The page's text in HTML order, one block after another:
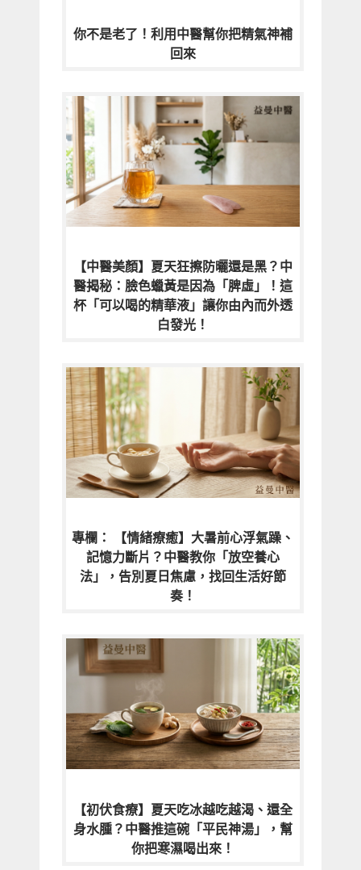
你不是老了！利用中醫幫你把精氣神補
回來
【中醫美顏】夏天狂擦防曬還是黑？中
醫揭秘：臉色蠟黃是因為「脾虛」！這
杯「可以喝的精華液」讓你由內而外透
白發光！
專欄： 【情緒療癒】大暑前心浮氣躁、
記憶力斷片？中醫教你「放空養心
法」，告別夏日焦慮，找回生活好節
奏！
【初伏食療】夏天吃冰越吃越渴、還全
身水腫？中醫推這碗「平民神湯」，幫
你把寒濕喝出來！